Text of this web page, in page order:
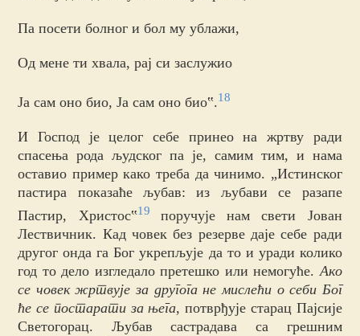
Па посети болног и бол му ублажи,
Од мене ти хвала, рај си заслужио
Ја сам оно био, Ја сам оно био‟.18
И Господ је целог себе принео на жртву ради
спасења рода људског па је, самим тим, и нама
оставио пример како треба да чинимо. „Истинског
пастира показаће љубав: из љубави се разапе
Пастир, Христос‟19
поручује нам свети Јован
Лествичник. Кад човек без резерве даје себе ради
другог онда га Бог укрепљује да то и уради колико
год то дело изгледало претешко или немогуће.Ако
се човек жртвује за другога не мислећи о себи Бог
ће се постарати за њега, потврђује старац Пајсије
Светогорац. Љубав састрадава са грешним